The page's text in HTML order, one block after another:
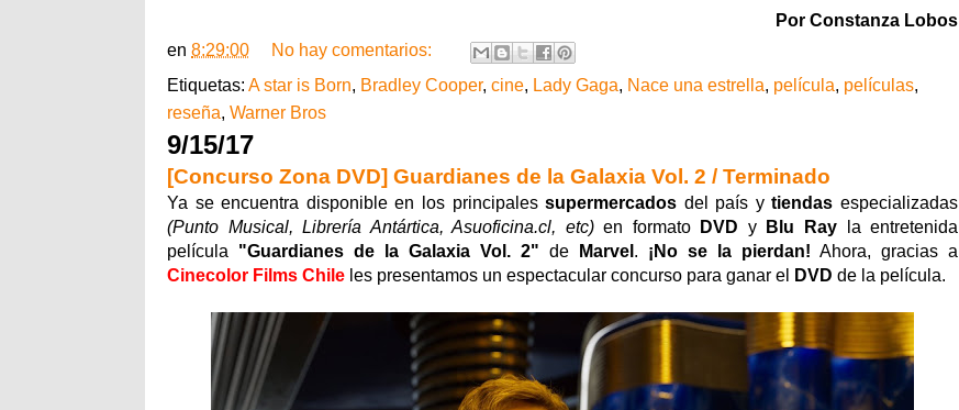
Por Constanza Lobos
en 8:29:00
No hay comentarios:
Etiquetas: A star is Born, Bradley Cooper, cine, Lady Gaga, Nace una estrella, película, películas,
reseña, Warner Bros
9/15/17
[Concurso Zona DVD] Guardianes de la Galaxia Vol. 2 / Terminado
Ya se encuentra disponible en los principalessupermercados del país ytiendasespecializadas
(Punto Musical, Librería Antártica, Asuoficina.cl, etc)en formato DVD yBlu Ray
la entretenida
película "Guardianes de la Galaxia Vol. 2" de Marvel . ¡No se la pierdan! Ahora, gracias a
Cinecolor Films Chile les presentamos un espectacular concurso para ganar el DVD de la película.